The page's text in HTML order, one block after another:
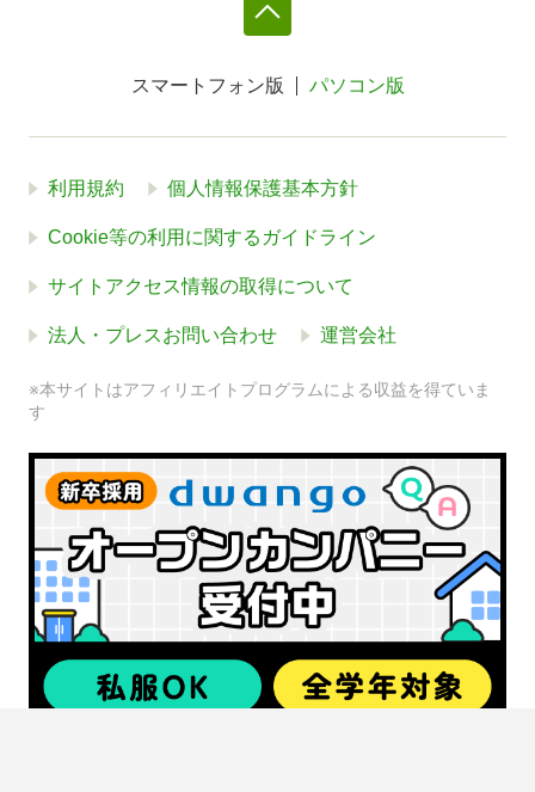
スマートフォン版 パソコン版
利用規約 個人情報保護基本方針
Cookie等の利用に関するガイドライン
サイトアクセス情報の取得について
法人・プレスお問い合わせ 運営会社
※本サイトはアフィリエイトプログラムによる収益を得ていま
す